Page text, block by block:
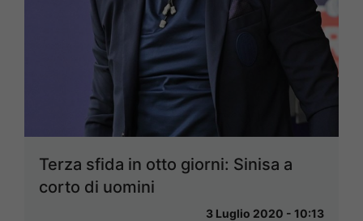
Terza sfida in otto giorni: Sinisa a
corto di uomini
3 Luglio 2020 - 10:13